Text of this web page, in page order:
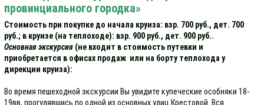
провинциального городка»
Стоимость при покупке до начала круиза: взр. 700 руб., дет. 700
руб.; в круизе (на теплоходе): взр. 900 руб., дет. 900 руб..
Основная экскурсия (не входит в стоимость путевки и
приобретается в офисах продаж или на борту теплохода у
дирекции круиза):
Во время пешеходной экскурсии Вы увидите купеческие особняки 18-
19вв, прогулявшись по одной из основных улиц Крестовой. Вся